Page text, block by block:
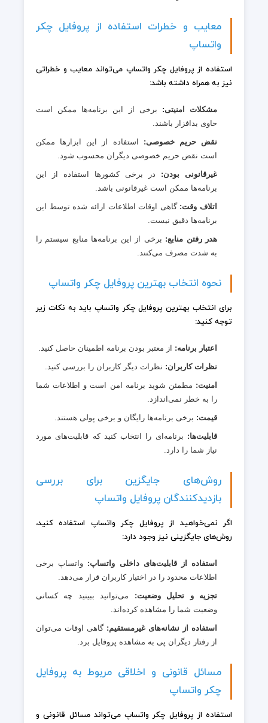
معایب و خطرات استفاده از پروفایل چکر
واتساپ
استفاده از پروفایل چکر واتساپ می‌تواند معایب و خطراتی
نیز به همراه داشته باشد:
مشکلات امنیتی: برخی از این برنامه‌ها ممکن است
حاوی بدافزار باشند.
نقض حریم خصوصی: استفاده از این ابزارها ممکن
است نقض حریم خصوصی دیگران محسوب شود.
غیرقانونی بودن: در برخی کشورها استفاده از این
برنامه‌ها ممکن است غیرقانونی باشد.
اتلاف وقت: گاهی اوقات اطلاعات ارائه شده توسط این
برنامه‌ها دقیق نیست.
هدر رفتن منابع: برخی از این برنامه‌ها منابع سیستم را
به شدت مصرف می‌کنند.
نحوه انتخاب بهترین پروفایل چکر واتساپ
برای انتخاب بهترین پروفایل چکر واتساپ باید به نکات زیر
توجه کنید:
اعتبار برنامه: از معتبر بودن برنامه اطمینان حاصل کنید.
نظرات کاربران: نظرات دیگر کاربران را بررسی کنید.
امنیت: مطمئن شوید برنامه امن است و اطلاعات شما
را به خطر نمی‌اندازد.
قیمت: برخی برنامه‌ها رایگان و برخی پولی هستند.
قابلیت‌ها: برنامه‌ای را انتخاب کنید که قابلیت‌های مورد
نیاز شما را دارد.
روش‌های جایگزین برای بررسی
بازدیدکنندگان پروفایل واتساپ
اگر نمی‌خواهید از پروفایل چکر واتساپ استفاده کنید،
روش‌های جایگزینی نیز وجود دارد:
استفاده از قابلیت‌های داخلی واتساپ: واتساپ برخی
اطلاعات محدود را در اختیار کاربران قرار می‌دهد.
تجزیه و تحلیل وضعیت: می‌توانید ببینید چه کسانی
وضعیت شما را مشاهده کرده‌اند.
استفاده از نشانه‌های غیرمستقیم: گاهی اوقات می‌توان
از رفتار دیگران پی به مشاهده پروفایل برد.
مسائل قانونی و اخلاقی مربوط به پروفایل
چکر واتساپ
استفاده از پروفایل چکر واتساپ می‌تواند مسائل قانونی و